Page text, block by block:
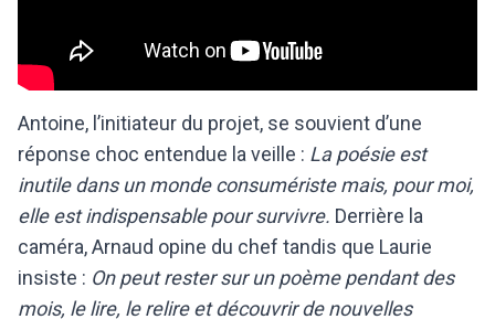
Antoine, l’initiateur du projet, se souvient d’une
réponse choc entendue la veille : La poésie est
inutile dans un monde consumériste mais, pour moi,
elle est indispensable pour survivre. Derrière la
caméra, Arnaud opine du chef tandis que Laurie
insiste : On peut rester sur un poème pendant des
mois, le lire, le relire et découvrir de nouvelles